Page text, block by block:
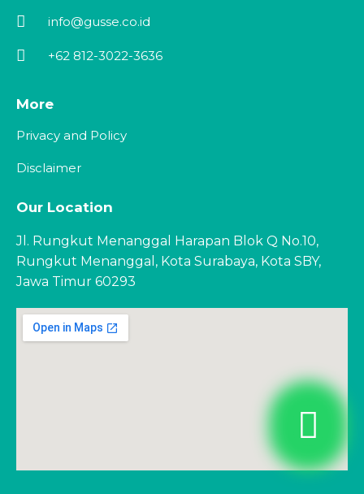
info@gusse.co.id
+62 812-3022-3636
More
Privacy and Policy
Disclaimer
Our Location
Jl. Rungkut Menanggal Harapan Blok Q No.10,
Rungkut Menanggal, Kota Surabaya, Kota SBY,
Jawa Timur 60293